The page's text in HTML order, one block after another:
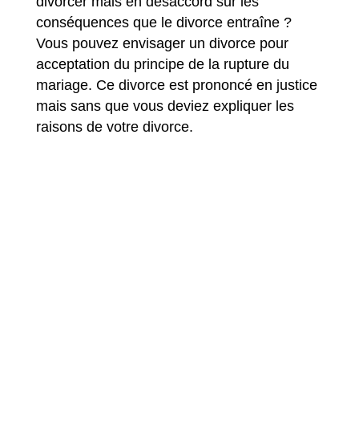
conséquences que le divorce entraîne ?
Vous pouvez envisager un divorce pour
acceptation du principe de la rupture du
mariage. Ce divorce est prononcé en justice
mais sans que vous deviez expliquer les
raisons de votre divorce.